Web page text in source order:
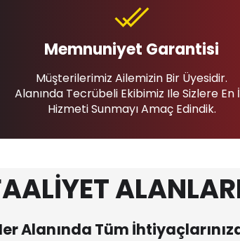
Memnuniyet Garantisi
Müşterilerimiz Ailemizin Bir Üyesidir.
Alanında Tecrübeli Ekibimiz Ile Sizlere En
Hizmeti Sunmayı Amaç Edindik.
Alanında Tüm